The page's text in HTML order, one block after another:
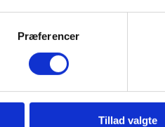
Præferencer
Tillad valgte